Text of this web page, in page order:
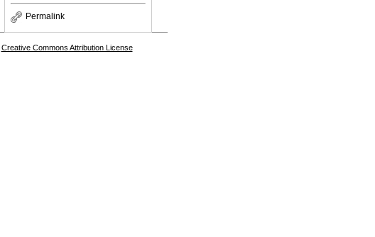
Permalink
Creative Commons Attribution License